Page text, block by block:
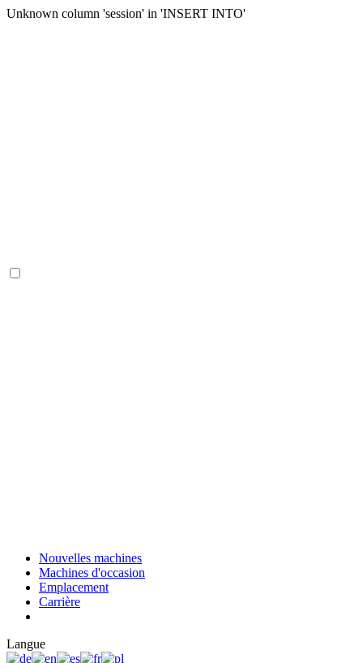
Unknown column 'session' in 'INSERT INTO'
Nouvelles machines
Machines d'occasion
Emplacement
Carrière
Langue